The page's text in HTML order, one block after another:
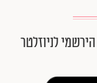
לניוזלטר